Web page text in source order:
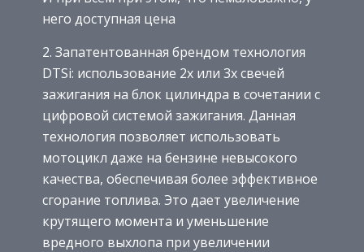
него доступная цена
2. Запатентованная брендом технология
DTSi: использование 2х или 3х свечей
зажигания на блок цилиндра в сочетании с
цифровой системой зажигания. Данная
технология позволяет использовать
мотоцикл даже на бензине невысокого
качества, обеспечивая более эффективное
сгорание топлива. Это дает увеличение
крутящего момента и уменьшение
вредного выхлопа при увеличении